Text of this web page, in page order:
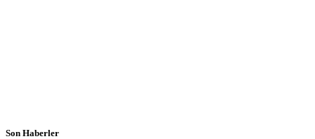
Son Haberler